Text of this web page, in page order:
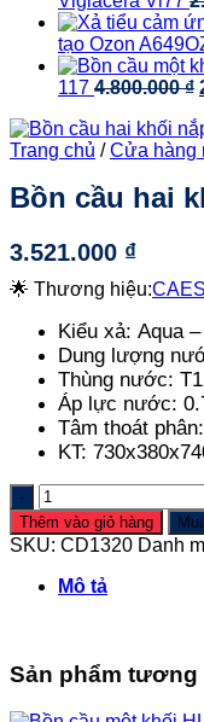
tạo Ozon
117 4.800.000₫
Trang chủ / Cửa hàng
Bồn cầu hai
3.521.000 ₫
🌟 Thương hiệu:
Kiểu xả: Aqua
Dung lượng
Thùng nước:
Áp lực nước:
Tâm thoát phân:
KT:
Bồn
cầu
hai
khối
nắp
êm
số
lượng
Thêm vào giỏ hàng
SKU: CD1320 Danh
Mô tả
Sản phẩm tương